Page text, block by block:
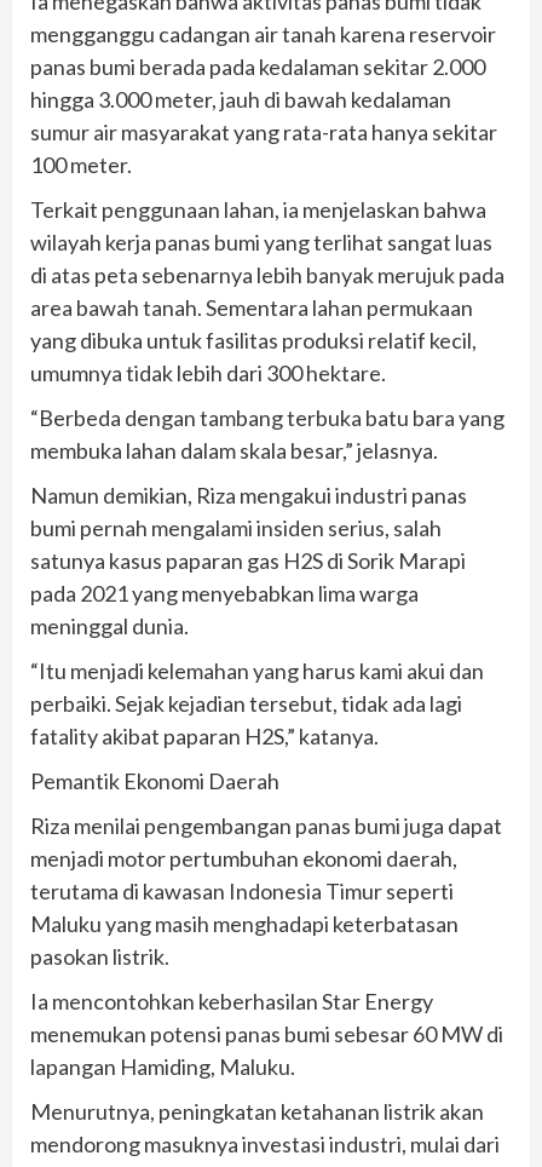
mengganggu cadangan air tanah karena reservoir
panas bumi berada pada kedalaman sekitar 2.000
hingga 3.000 meter, jauh di bawah kedalaman
sumur air masyarakat yang rata-rata hanya sekitar
100 meter.
Terkait penggunaan lahan, ia menjelaskan bahwa
wilayah kerja panas bumi yang terlihat sangat luas
di atas peta sebenarnya lebih banyak merujuk pada
area bawah tanah. Sementara lahan permukaan
yang dibuka untuk fasilitas produksi relatif kecil,
umumnya tidak lebih dari 300 hektare.
“Berbeda dengan tambang terbuka batu bara yang
membuka lahan dalam skala besar,” jelasnya.
Namun demikian, Riza mengakui industri panas
bumi pernah mengalami insiden serius, salah
satunya kasus paparan gas H2S di Sorik Marapi
pada 2021 yang menyebabkan lima warga
meninggal dunia.
“Itu menjadi kelemahan yang harus kami akui dan
perbaiki. Sejak kejadian tersebut, tidak ada lagi
fatality akibat paparan H2S,” katanya.
Pemantik Ekonomi Daerah
Riza menilai pengembangan panas bumi juga dapat
menjadi motor pertumbuhan ekonomi daerah,
terutama di kawasan Indonesia Timur seperti
Maluku yang masih menghadapi keterbatasan
pasokan listrik.
Ia mencontohkan keberhasilan Star Energy
menemukan potensi panas bumi sebesar 60 MW di
lapangan Hamiding, Maluku.
Menurutnya, peningkatan ketahanan listrik akan
mendorong masuknya investasi industri, mulai dari